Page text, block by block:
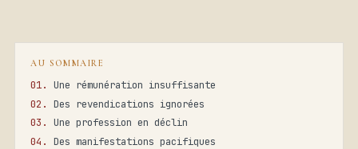
AU SOMMAIRE
Une rémunération insuffisante
Des revendications ignorées
Une profession en déclin
Des manifestations pacifiques